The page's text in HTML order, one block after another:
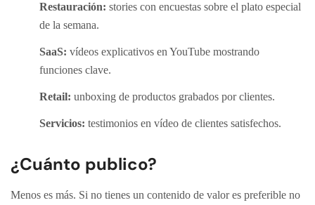
Restauración: stories con encuestas sobre el plato especial
de la semana.
SaaS: vídeos explicativos en YouTube mostrando
funciones clave.
Retail: unboxing de productos grabados por clientes.
Servicios: testimonios en vídeo de clientes satisfechos.
¿Cuánto publico?
Menos es más. Si no tienes un contenido de valor es preferible no